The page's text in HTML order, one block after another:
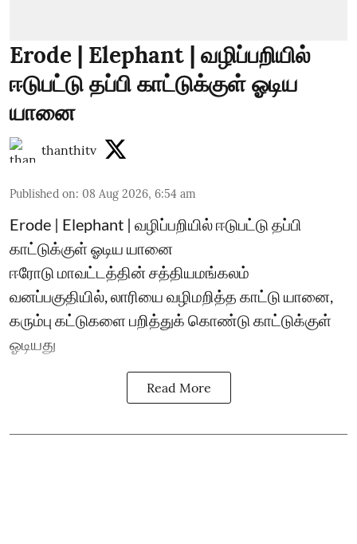
Erode | Elephant | வழிப்பறியில்
ஈடுபட்டு தப்பி காட்டுக்குள் ஓடிய
யானை
thanthitv
Published on: 08 Aug 2026, 6:54 am
Erode | Elephant | வழிப்பறியில் ஈடுபட்டு தப்பி
காட்டுக்குள் ஓடிய யானை
ஈரோடு மாவட்டத்தின் சத்தியமங்கலம்
வனப்பகுதியில், லாரியை வழிமறித்த காட்டு யானை,
கரும்பு கட்டுகளை பறித்துக் கொண்டு காட்டுக்குள்
ஓடியது
Read More